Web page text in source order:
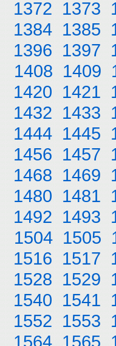
1372 1373
1384 1385
1396 1397
1408 1409
1420 1421
1432 1433
1444 1445
1456 1457
1468 1469
1480 1481
1492 1493
1504 1505
1516 1517
1528 1529
1540 1541
1552 1553
1564 1565